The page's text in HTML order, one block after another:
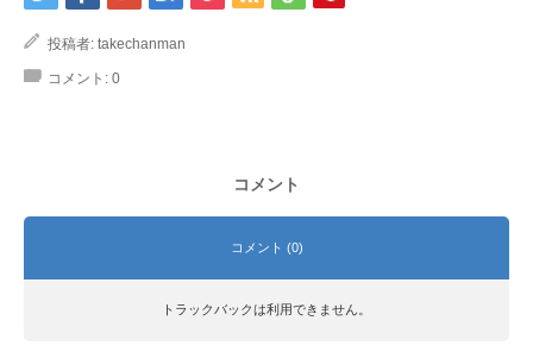
投稿者: takechanman
コメント: 0
コメント
コメント (0)
トラックバックは利用できません。